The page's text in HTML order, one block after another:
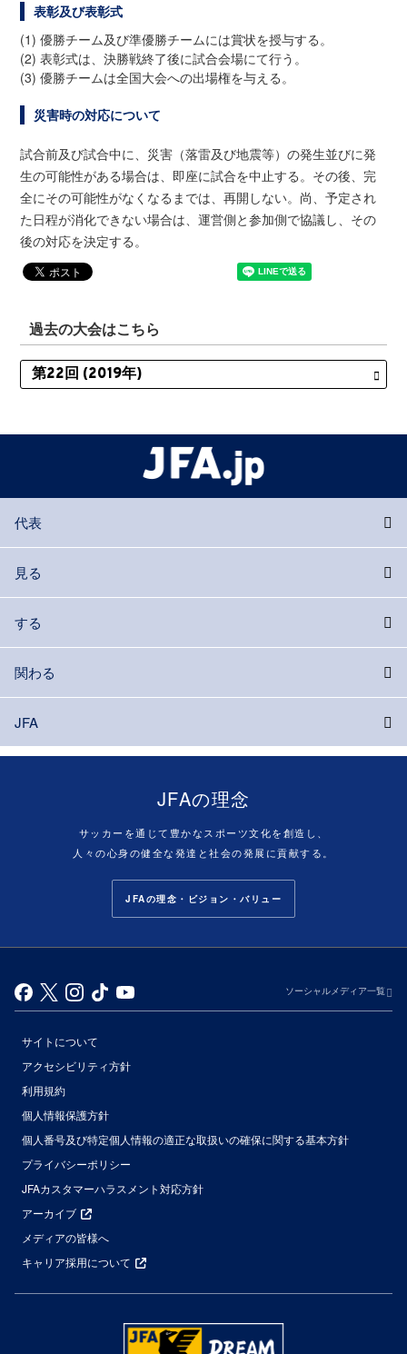
表彰及び表彰式
(1) 優勝チーム及び準優勝チームには賞状を授与する。
(2) 表彰式は、決勝戦終了後に試合会場にて行う。
(3) 優勝チームは全国大会への出場権を与える。
災害時の対応について
試合前及び試合中に、災害（落雷及び地震等）の発生並びに発
生の可能性がある場合は、即座に試合を中止する。その後、完
全にその可能性がなくなるまでは、再開しない。尚、予定され
た日程が消化できない場合は、運営側と参加側で協議し、その
後の対応を決定する。
過去の大会はこちら
代表
見る
する
関わる
JFA
JFAの理念
サッカーを通じて豊かなスポーツ文化を創造し、
人々の心身の健全な発達と社会の発展に貢献する。
JFAの理念・ビジョン・バリュー
ソーシャルメディア一覧
サイトについて
アクセシビリティ方針
利用規約
個人情報保護方針
個人番号及び特定個人情報の適正な取扱いの確保に関する基本方針
プライバシーポリシー
JFAカスタマーハラスメント対応方針
アーカイブ
メディアの皆様へ
キャリア採用について